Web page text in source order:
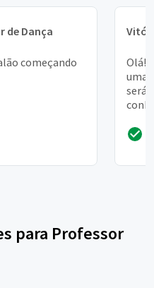
de Dança
começando
Olá!
uma
será
para Professor